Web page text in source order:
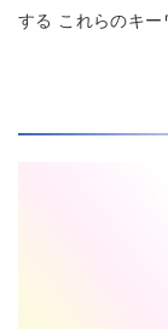
する これらのキ